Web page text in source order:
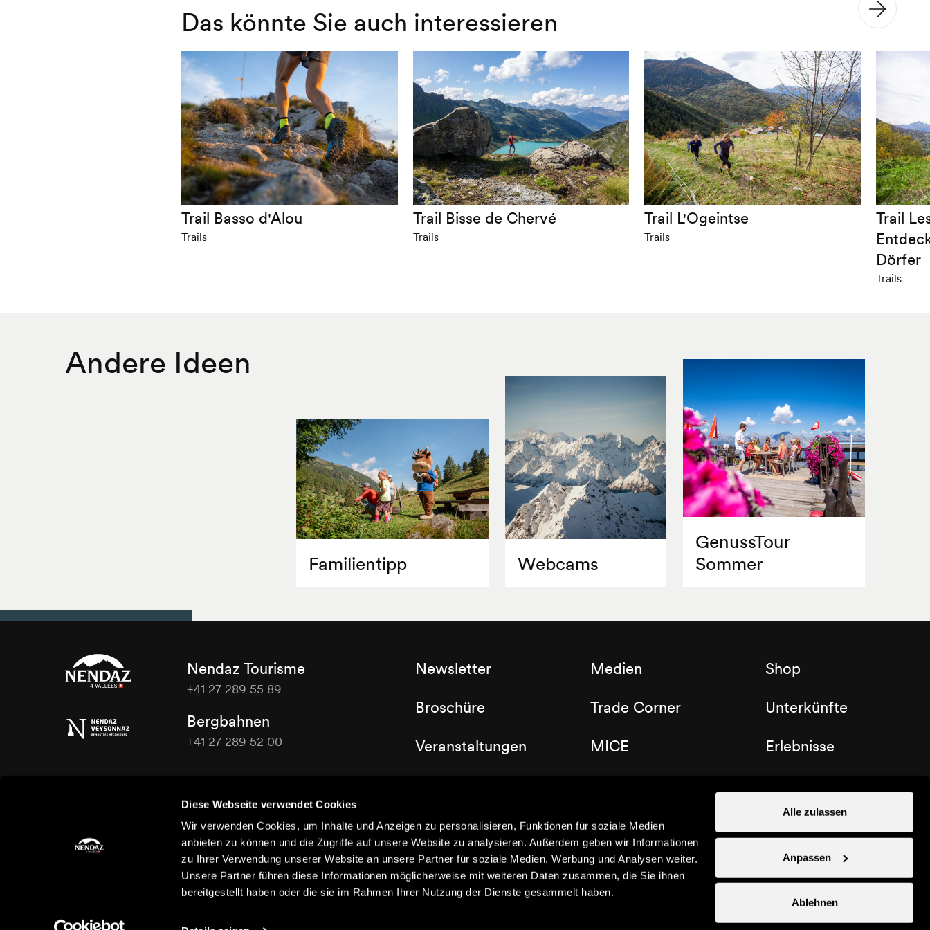
Diese Webseite verwendet Cookies
Wir verwenden Cookies, um Inhalte und Anzeigen zu personalisieren, Funktionen für soziale Medien
anbieten zu können und die Zugriffe auf unsere Website zu analysieren. Außerdem geben wir Informationen
zu Ihrer Verwendung unserer Website an unsere Partner für soziale Medien, Werbung und Analysen weiter.
Unsere Partner führen diese Informationen möglicherweise mit weiteren Daten zusammen, die Sie ihnen
bereitgestellt haben oder die sie im Rahmen Ihrer Nutzung der Dienste gesammelt haben.
Alle zulassen
Anpassen
Ablehnen
Das könnte Sie auch interessieren
Trail Basso d'Alou
Trails
Trail Bisse de Chervé
Trails
Trail L'Ogeintse
Trails
Trail
Dörfer
Trails
Andere Ideen
Familientipp Webcams
GenussTour
Sommer
Tourisme
Nendaz Tourisme
+41 27 289 55 89
Bergbahnen
+41 27 289 52 00
Newsletter
Broschüre
Veranstaltungen
Dorfplan
Medien
Trade Corner
MICE
Shop
Unterkünfte
Erlebnisse